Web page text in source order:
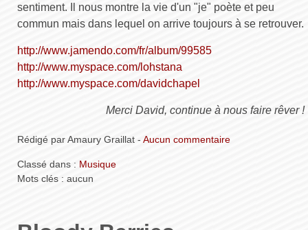
sentiment. Il nous montre la vie d'un "je" poète et peu
commun mais dans lequel on arrive toujours à se retrouver.
http://www.jamendo.com/fr/album/99585
http://www.myspace.com/lohstana
http://www.myspace.com/davidchapel
Merci David, continue à nous faire rêver !
Rédigé par Amaury Graillat - Aucun commentaire
Classé dans : Musique
Mots clés : aucun